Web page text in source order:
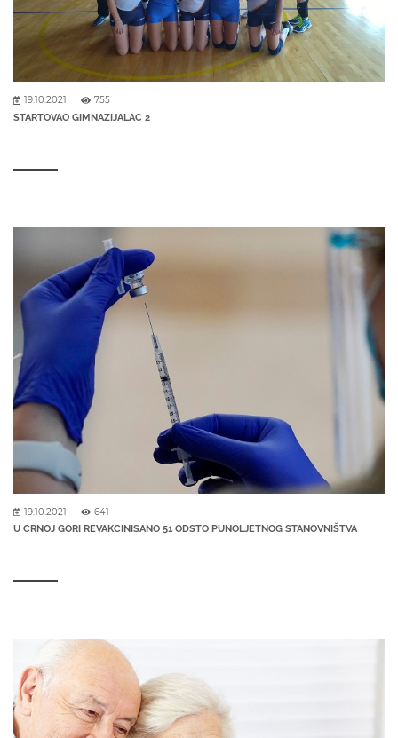
19.10.2021 755
STARTOVAO GIMNAZIJALAC 2
19.10.2021 641
U CRNOJ GORI REVAKCINISANO 51 ODSTO PUNOLJETNOG STANOVNIŠTVA